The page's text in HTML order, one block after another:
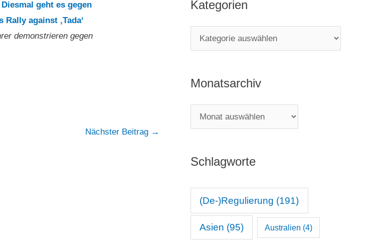
geht es gegen
against ‚Tada‘
demonstrieren gegen
Nächster Beitrag →
Kategorien
a
e
g
n
Monatsarchiv
o
a
a
Schlagworte
(De-)Regulierung (191)
Asien (95) Australien (4)